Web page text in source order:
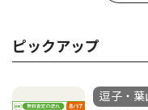
ピックアップ
逗子・葉